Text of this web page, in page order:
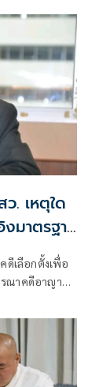
. เหตุใด
มาตรฐาน
ดีเลือกตั้งเพื่อ
ณาคดีอาญา